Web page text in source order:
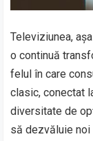
Televiziunea,
o continuă
felul în care
clasic, conectat
diversitate de
să dezvăluie